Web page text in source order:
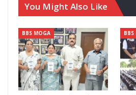
You Might Also Like
BBS MOGA BBS